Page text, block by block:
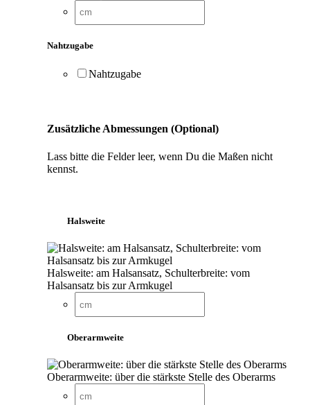
Nahtzugabe
Nahtzugabe
Zusätzliche Abmessungen (Optional)
Lass bitte die Felder leer, wenn Du die Maßen nicht
kennst.
Halsweite
Halsweite: am Halsansatz, Schulterbreite: vom
Halsansatz bis zur Armkugel
Oberarmweite
Oberarmweite: über die stärkste Stelle des Oberarms